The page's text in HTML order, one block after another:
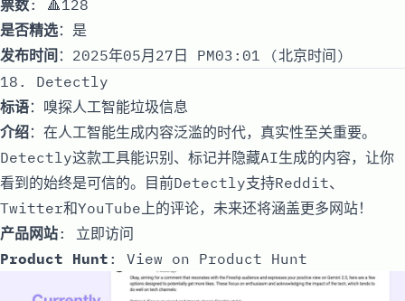
票数: 🔺128
是否精选：是
发布时间 ：2025年05月27日 PM03:01 (北京时间)
18. Detectly
标语：嗅探人工智能垃圾信息
介绍：在人工智能生成内容泛滥的时代，真实性至关重要。
Detectly这款工具能识别、标记并隐藏AI生成的内容，让你
看到的始终是可信的。目前Detectly支持Reddit、
Twitter和YouTube上的评论，未来还将涵盖更多网站！
产品网站: 立即访问
Product Hunt : View on Product Hunt